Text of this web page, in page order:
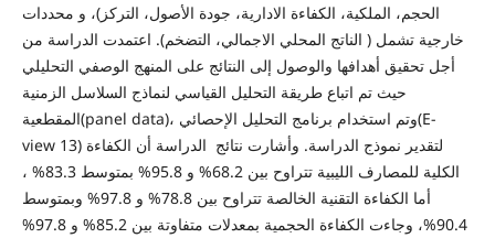
الحجم، الملكية، الكفاءة الادارية، جودة الأصول، التركز)، و محددات
خارجية تشمل ( الناتج المحلي الاجمالي، التضخم). اعتمدت الدراسة من
أجل تحقيق أهدافها والوصول إلى النتائج على المنهج الوصفي التحليلي
حيث تم اتباع طريقة التحليل القياسي لنماذج السلاسل الزمنية
المقطعية(panel data)، وتم استخدام برنامج التحليل الإحصائي(E-
view 13) لتقدير نموذج الدراسة. وأشارت نتائج الدراسة أن الكفاءة
الكلية للمصارف الليبية تتراوح بين 68.2% و 95.8% بمتوسط 83.3% ،
أما الكفاءة التقنية الخالصة تتراوح بين 78.8% و 97.8% وبمتوسط
90.4%، وجاءت الكفاءة الحجمية بمعدلات متفاوتة بين 85.2% و 97.8%